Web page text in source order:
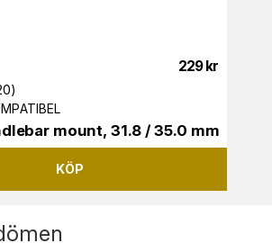
229 kr
)
mount, 31.8 / 35.0 mm
KÖP